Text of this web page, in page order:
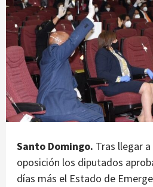
Santo Domingo. Tras llegar
oposición los diputados
días más el Estado de